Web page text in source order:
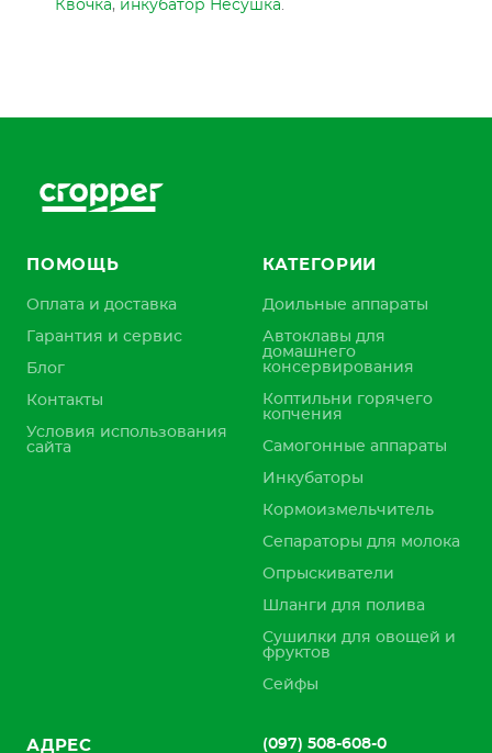
Квочка, инкубатор Несушка.
ПОМОЩЬ
Оплата и доставка
Гарантия и сервис
Блог
Контакты
Условия использования
сайта
КАТЕГОРИИ
Доильные аппараты
Автоклавы для
домашнего
консервирования
Коптильни горячего
копчения
Самогонные аппараты
Инкубаторы
Кормоизмельчитель
Сепараторы для молока
Опрыскиватели
Шланги для полива
Сушилки для овощей и
фруктов
Сейфы
АДРЕС (097) 508-608-0